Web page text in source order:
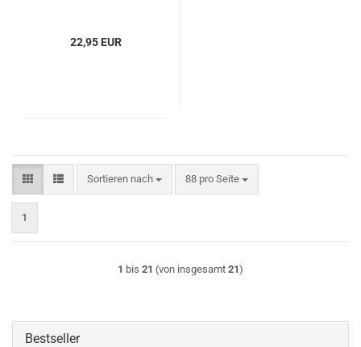
22,95 EUR
Sortieren nach
Sortieren nach 88 pro Seite
pro Seite
1
1 bis 21 (von insgesamt 21)
Bestseller